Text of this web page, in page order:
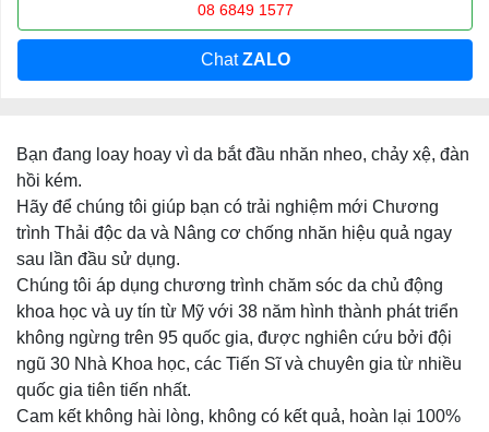
08 6849 1577
ChatZALO
Bạn đang loay hoay vì da bắt đầu nhăn nheo, chảy xệ, đàn
hồi kém.
Hãy để chúng tôi giúp bạn có trải nghiệm mới Chương
trình Thải độc da và Nâng cơ chống nhăn hiệu quả ngay
sau lần đầu sử dụng.
Chúng tôi áp dụng chương trình chăm sóc da chủ động
khoa học và uy tín từ Mỹ với 38 năm hình thành phát triển
không ngừng trên 95 quốc gia, được nghiên cứu bởi đội
ngũ 30 Nhà Khoa học, các Tiến Sĩ và chuyên gia từ nhiều
quốc gia tiên tiến nhất.
Cam kết không hài lòng, không có kết quả, hoàn lại 100%